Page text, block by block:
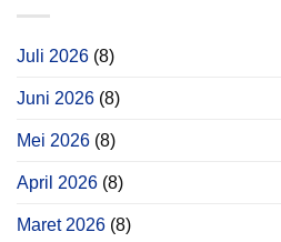
Juli 2026 (8)
Juni 2026 (8)
Mei 2026 (8)
April 2026 (8)
Maret 2026 (8)